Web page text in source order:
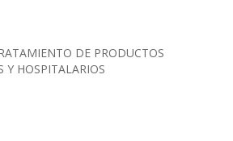
DE PRODUCTOS
Y HOSPITALARIOS